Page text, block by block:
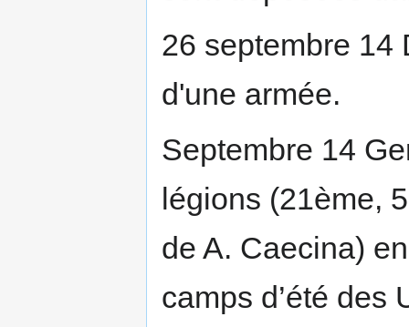
26 septembre 14
d'une armée.
Septembre 14
légions (21ème,
de A. Caecina)
camps d’été des